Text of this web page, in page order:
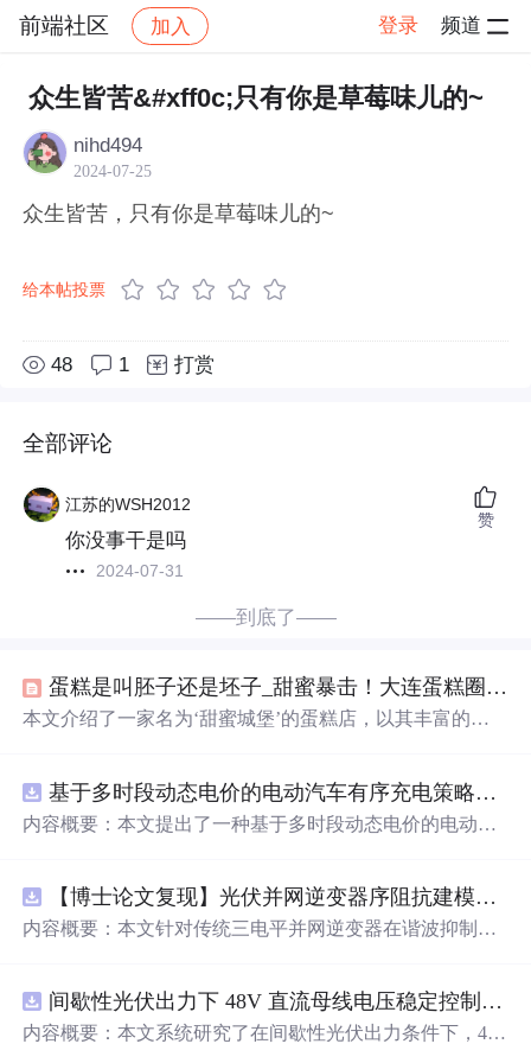
前端社区 加入 登录 频道
社区 前端社区 感慨 帖子详情
众生皆苦&#xff0c;只有你是草莓味儿的~
nihd494
2024-07-25
众生皆苦，只有你是草莓味儿的~
给本帖投票
48 1 打赏
全部评论
江苏的WSH2012
你没事干是吗
2024-07-31
赞
——到底了——
蛋糕是叫胚子还是坯子_甜蜜暴击！大连蛋糕圈的“当红花旦”，一个蛋糕吃出四种口味！...
本文介绍了一家名为‘甜蜜城堡’的蛋糕店，以其丰富的蛋
四溢的蛋糕。文中提到了经典的欧式水果蛋糕和四口味的
法式经典蛋糕，让人垂涎欲滴。这家店铺分布在多个地
基于多时段动态电价的电动汽车有序充电策略优化（Matlab代码实现）
内容概要：本文提出了一种基于多时段动态电价的电动汽
充电对电网造成的峰谷负荷压力，通过设计科学的多时段
动态电价机制，引导用户在电网负荷低谷时段充电，从而
成本最低化为双重目标的优化模型，结合实际用电数据开
展仿真分析，结果表明该策略能显著降低电网峰谷差，提
高电力系统的经济性与运行效率。该资源属于“博士论文复
【博士论文复现】光伏并网逆变器序阻抗建模、扫频辨识与弱电网交互稳定性分析【阻抗建模、验证扫频法】（Matlab代码、Simulink仿真实现）
内容概要：本文针对传统三电平并网逆变器在谐波抑制、
略。通过融合双极性倍频脉宽调制（DPWMA）、正负序
分离锁相技术与电网电压前馈控制，构建“精准同步-扰动
间歇性光伏出力下 48V 直流母线电压稳定控制及储能双向充放电闭环调控体系研究（Simulink仿真实现）
内容概要：本文系统研究了在间歇性光伏出力条件下，48